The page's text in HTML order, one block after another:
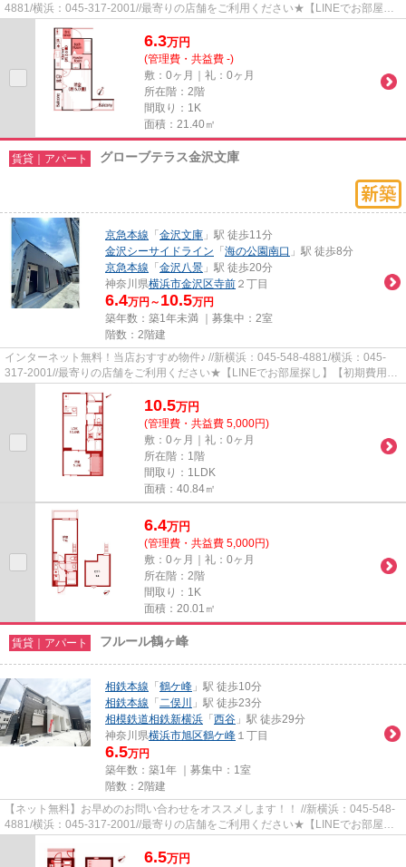
4881/横浜：045-317-2001//最寄りの店舗をご利用ください★【LINEでお部屋探
6.3万円
(管理費・共益費 -)
敷：0ヶ月｜礼：0ヶ月
所在階：2階
間取り：1K
面積：21.40㎡
賃貸｜アパート グローブテラス金沢文庫
京急本線 「 金沢文庫 」駅 徒歩11分
金沢シーサイドライン 「 海の公園南口 」駅 徒歩8分
京急本線 「 金沢八景 」駅 徒歩20分
神奈川県横浜市金沢区寺前 ２丁目
6.4万円～ 10.5万円
築年数：築1年未満 ｜募集中： 2室
階数：2階建
インターネット無料！当店おすすめ物件♪ //新横浜：045-548-4881/横浜：045-
317-2001//最寄りの店舗をご利用ください★【LINEでお部屋探し】【初期費用分
10.5万円
(管理費・共益費 5,000円)
敷：0ヶ月｜礼：0ヶ月
所在階：1階
間取り：1LDK
面積：40.84㎡
6.4万円
(管理費・共益費 5,000円)
敷：0ヶ月｜礼：0ヶ月
所在階：2階
間取り：1K
面積：20.01㎡
賃貸｜アパート フルール鶴ヶ峰
相鉄本線 「 鶴ケ峰 」駅 徒歩10分
相鉄本線 「 二俣川
」駅 徒歩23分
相模鉄道相鉄新横浜 「 西谷 」駅 徒歩29分
神奈川県横浜市旭区鶴ケ峰 １丁目
6.5万円
築年数：築1年 ｜募集中： 1室
階数：2階建
【ネット無料】お早めのお問い合わせをオススメします！！ //新横浜：045-548-
4881/横浜：045-317-2001//最寄りの店舗をご利用ください★【LINEでお部屋探
6.5万円